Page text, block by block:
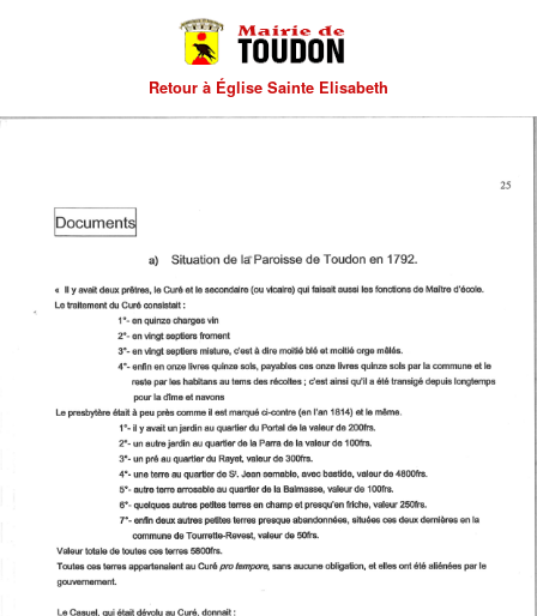
Retour à Église Sainte Elisabeth